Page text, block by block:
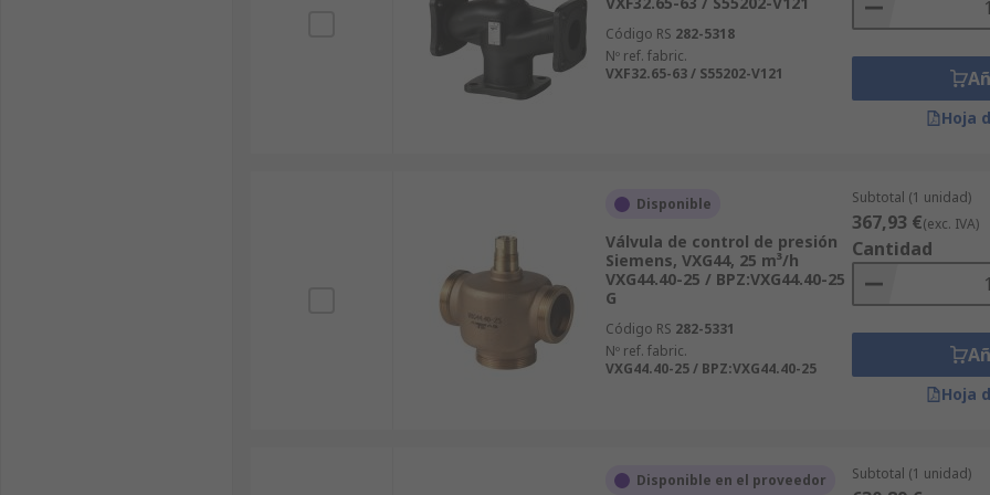
Código RS 282-5318
Nº ref. fabric.
VXF32.65-63 / S55202-V121
Hoja
Disponible
Válvula de control de presión
Siemens, VXG44, 25 m³/h
VXG44.40-25 / BPZ:VXG44.40-25
G
Código RS 282-5331
Nº ref. fabric.
VXG44.40-25 / BPZ:VXG44.40-25
Subtotal (1 unidad)
367,93 €(exc. IVA)
Cantidad
Hoja
Disponible en el proveedor Subtotal (1 unidad)